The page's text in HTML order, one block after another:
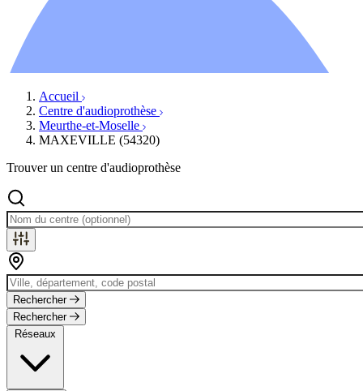
Évènements
Accueil
Centre d'audioprothèse
Meurthe-et-Moselle
MAXEVILLE (54320)
Trouver un centre d'audioprothèse
Rechercher
Rechercher
Réseaux